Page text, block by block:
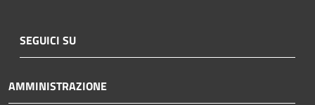
SEGUICI SU
AMMINISTRAZIONE